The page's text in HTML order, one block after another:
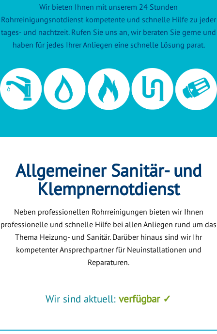
Wir bieten Ihnen mit unserem 24 Stunden
Rohrreinigungsnotdienst kompetente und schnelle Hilfe zu jeder
tages- und nachtzeit. Rufen Sie uns an, wir beraten Sie gerne und
haben für jedes Ihrer Anliegen eine schnelle Lösung parat.
Allgemeiner Sanitär- und
Klempnernotdienst
Neben professionellen Rohrreinigungen bieten wir Ihnen
professionelle und schnelle Hilfe bei allen Anliegen rund um das
Thema Heizung- und Sanitär. Darüber hinaus sind wir Ihr
kompetenter Ansprechpartner für Neuinstallationen und
Reparaturen.
Wir sind aktuell: verfügbar ✓